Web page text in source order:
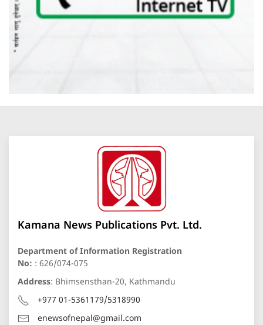
Kamana News Publications Pvt. Ltd.
Department of Information Registration
No: : 626/074-075
Address: Bhimsensthan-20, Kathmandu
+977 01-5361179/5318990
enewsofnepal@gmail.com